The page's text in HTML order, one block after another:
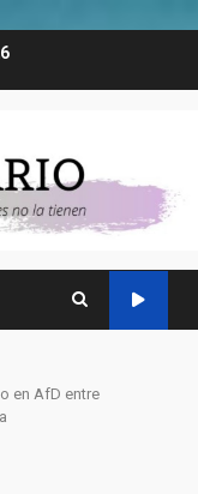
en AfD entre